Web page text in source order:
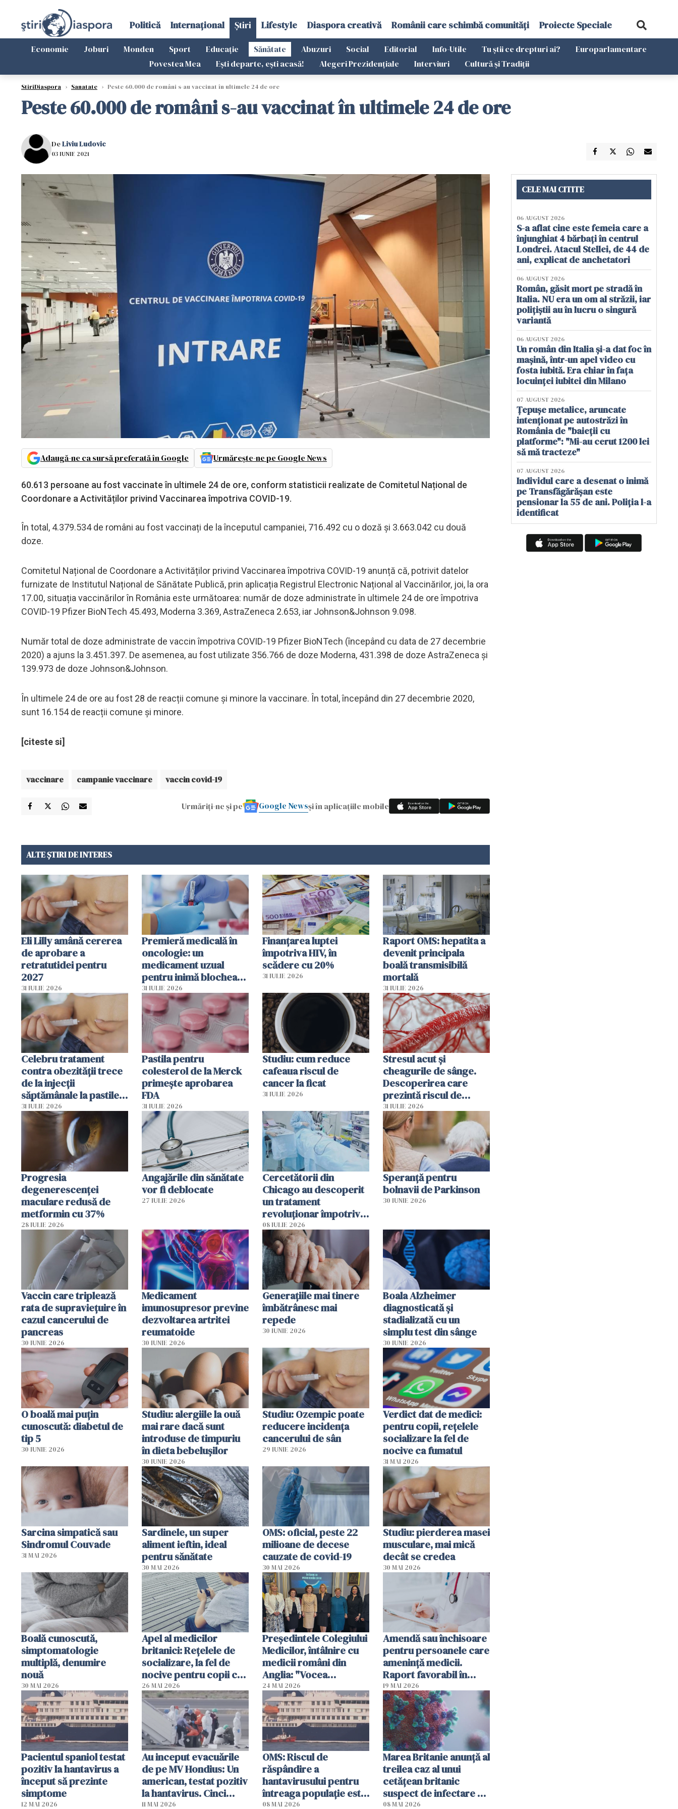
Politică Internațional Știri Lifestyle Diaspora creativă Românii care schimbă comunități Proiecte Speciale
Economie Joburi Monden Sport Educație Sănătate Abuzuri Social Editorial Info-Utile Tu știi ce drepturi ai?
Europarlamentare
Povestea Mea
Ești departe, ești acasă! Alegeri Prezidențiale Interviuri Cultură și Tradiții
StiriDiaspora › Sanatate › Peste 60.000 de români s-au vaccinat în ultimele 24 de ore
Peste 60.000 de români s-au vaccinat în ultimele 24 de ore
DeLiviu Ludovic
03 IUNIE 2021
Adaugă-ne ca sursă preferată în Google Urmărește-ne pe Google News
60.613 persoane au fost vaccinate în ultimele 24 de ore, conform statisticii realizate de Comitetul Național de
Coordonare a Activităților privind Vaccinarea împotriva COVID-19.
În total, 4.379.534 de români au fost vaccinați de la începutul campaniei, 716.492 cu o doză și 3.663.042 cu două
doze.
Comitetul Național de Coordonare a Activităților privind Vaccinarea împotriva COVID-19 anunță că, potrivit datelor
furnizate de Institutul Național de Sănătate Publică, prin aplicația Registrul Electronic Național al Vaccinărilor, joi, la ora
17.00, situația vaccinărilor în România este următoarea: număr de doze administrate în ultimele 24 de ore împotriva
COVID-19 Pfizer BioNTech 45.493, Moderna 3.369, AstraZeneca 2.653, iar Johnson&Johnson 9.098.
Număr total de doze administrate de vaccin împotriva COVID-19 Pfizer BioNTech (începând cu data de 27 decembrie
2020) a ajuns la 3.451.397. De asemenea, au fost utilizate 356.766 de doze Moderna, 431.398 de doze AstraZeneca și
139.973 de doze Johnson&Johnson.
În ultimele 24 de ore au fost 28 de reacții comune și minore la vaccinare. În total, începând din 27 decembrie 2020,
sunt 16.154 de reacții comune și minore.
[citeste si]
vaccinare campanie vaccinare vaccin covid-19
Urmăriți-ne și pe Google Newsși în aplicațiile mobile
ALTE ȘTIRI DE INTERES
Eli Lilly amână cererea
de aprobare a
retratutidei pentru
2027
31 IULIE 2026
Premieră medicală în
oncologie: un
medicament uzual
pentru inimă blochează
dezvoltarea celulelor
canceroase.
31 IULIE 2026
Finanțarea luptei
împotriva HIV, în
scădere cu 20%
31 IULIE 2026
Raport OMS: hepatita a
devenit principala
boală transmisibilă
mortală
31 IULIE 2026
Celebru tratament
contra obezității trece
de la injecții
săptămânale la pastile
zilnice
31 IULIE 2026
Pastila pentru
colesterol de la Merck
primește aprobarea
FDA
31 IULIE 2026
Studiu: cum reduce
cafeaua riscul de
cancer la ficat
31 IULIE 2026
Stresul acut și
cheagurile de sânge.
Descoperirea care
prezintă riscul de
infarct
31 IULIE 2026
Progresia
degenerescenței
maculare redusă de
metformin cu 37%
28 IULIE 2026
Angajările din sănătate
vor fi deblocate
27 IULIE 2026
Cercetătorii din
Chicago au descoperit
un tratament
revoluționar împotriva
cancerului. Sunt
folosite chiar bacteriile
tumorale
08 IULIE 2026
Speranță pentru
bolnavii de Parkinson
30 IUNIE 2026
Vaccin care triplează
rata de supraviețuire în
cazul cancerului de
pancreas
30 IUNIE 2026
Medicament
imunosupresor previne
dezvoltarea artritei
reumatoide
30 IUNIE 2026
Generațiile mai tinere
îmbătrânesc mai
repede
30 IUNIE 2026
Boala Alzheimer
diagnosticată și
stadializată cu un
simplu test din sânge
30 IUNIE 2026
O boală mai puțin
cunoscută: diabetul de
tip 5
30 IUNIE 2026
Studiu: alergiile la ouă
mai rare dacă sunt
introduse de timpuriu
în dieta bebelușilor
30 IUNIE 2026
Studiu: Ozempic poate
reducere incidența
cancerului de sân
29 IUNIE 2026
Verdict dat de medici:
pentru copii, rețelele
socializare la fel de
nocive ca fumatul
31 MAI 2026
Sarcina simpatică sau
Sindromul Couvade
31 MAI 2026
Sardinele, un super
aliment ieftin, ideal
pentru sănătate
30 MAI 2026
OMS: oficial, peste 22
milioane de decese
cauzate de covid-19
30 MAI 2026
Studiu: pierderea masei
musculare, mai mică
decât se credea
30 MAI 2026
Boală cunoscută,
simptomatologie
multiplă, denumire
nouă
30 MAI 2026
Apel al medicilor
britanici: Reţelele de
socializare, la fel de
nocive pentru copii ca
fumatul
26 MAI 2026
Președintele Colegiului
Medicilor, întâlnire cu
medicii români din
Anglia: "Vocea
dumneavoastră trebuie
să fie auzită"
24 MAI 2026
Amendă sau închisoare
pentru persoanele care
ameninţă medicii.
Raport favorabil în
Senat
19 MAI 2026
Pacientul spaniol testat
pozitiv la hantavirus a
început să prezinte
simptome
12 MAI 2026
Au inceput evacuările
de pe MV Hondius: Un
american, testat pozitiv
la hantavirus. Cinci
pasageri francezi au
11 MAI 2026
OMS: Riscul de
răspândire a
hantavirusului pentru
întreaga populaţie este
"absolut redus"
08 MAI 2026
Marea Britanie anunţă al
treilea caz al unui
cetăţean britanic
suspect de infectare cu
hantavirus
08 MAI 2026
CELE MAI CITITE
06 AUGUST 2026
S-a aflat cine este femeia care a
înjunghiat 4 bărbați în centrul
Londrei. Atacul Stellei, de 44 de
ani, explicat de anchetatori
06 AUGUST 2026
Român, găsit mort pe stradă în
Italia. NU era un om al străzii, iar
polițiștii au în lucru o singură
variantă
06 AUGUST 2026
Un român din Italia și-a dat foc în
mașină, într-un apel video cu
fosta iubită. Era chiar în fața
locuinței iubitei din Milano
07 AUGUST 2026
Țepușe metalice, aruncate
intenționat pe autostrăzi în
România de "baieții cu
platforme": "Mi-au cerut 1200 lei
să mă tracteze"
07 AUGUST 2026
Individul care a desenat o inimă
pe Transfăgărășan este
pensionar la 55 de ani. Poliția l-a
identificat